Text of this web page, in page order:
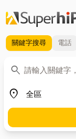
關鍵字搜尋 電話
search
關鍵字
place
地區